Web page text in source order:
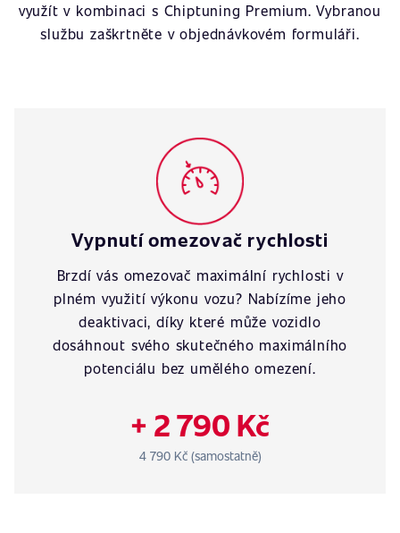
využít v kombinaci s Chiptuning Premium. Vybranou
službu zaškrtněte v objednávkovém formuláři.
Vypnutí omezovač rychlosti
Brzdí vás omezovač maximální rychlosti v
plném využití výkonu vozu? Nabízíme jeho
deaktivaci, díky které může vozidlo
dosáhnout svého skutečného maximálního
potenciálu bez umělého omezení.
+ 2 790 Kč
4 790 Kč (samostatně)